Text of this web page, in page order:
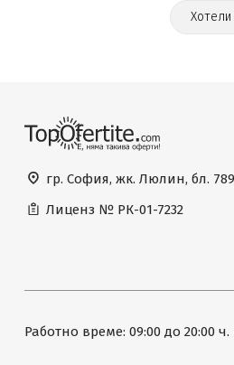
гр. София, жк. Люлин, бл.
Лиценз № РК-01-7232
Работно време: 09:00 до 20:00